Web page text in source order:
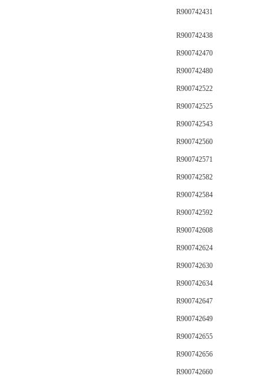
R900742431
R900742438
R900742470
R900742480
R900742522
R900742525
R900742543
R900742560
R900742571
R900742582
R900742584
R900742592
R900742608
R900742624
R900742630
R900742634
R900742647
R900742649
R900742655
R900742656
R900742660